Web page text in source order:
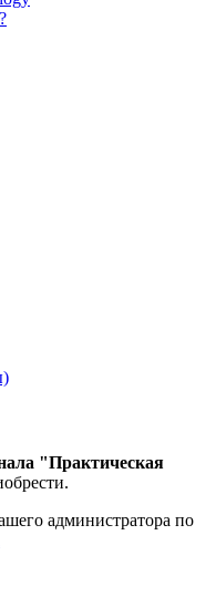
"Практическая
администратора по